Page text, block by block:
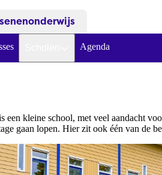
Agenda
een kleine school, met veel aandacht
gaan lopen. Hier zit ook één van de